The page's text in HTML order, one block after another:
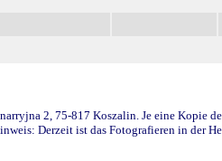
2, 75-817 Koszalin. Je eine Kopie
Derzeit ist das Fotografieren in der